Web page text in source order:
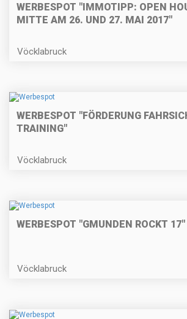
WERBESPOT "IMMOTIPP: OPEN
MITTE AM 26. UND 27. MAI 2017"
Vöcklabruck
WERBESPOT "FÖRDERUNG
TRAINING"
Vöcklabruck
WERBESPOT "GMUNDEN ROCKT 17"
Vöcklabruck